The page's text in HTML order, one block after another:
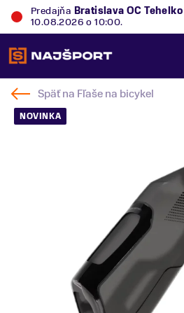
Predajňa Bratislava OC Tehelko
10.08.2026 o 10:00.
Späť na Fľaše na bicykel
NOVINKA